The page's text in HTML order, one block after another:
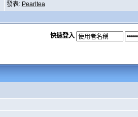
發表: Pearltea
快速登入